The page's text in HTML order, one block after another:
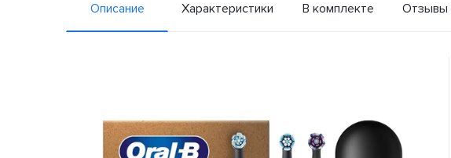
Описание Характеристики В комплекте Отзывы